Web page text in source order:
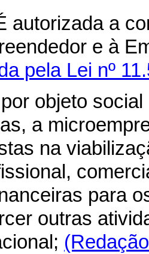
autorizada a
e à
pela Lei nº
objeto social
a
na
para
outras